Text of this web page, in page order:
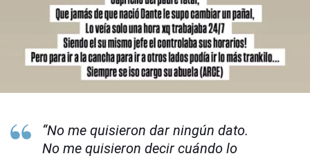
“No me quisieron dar ningún dato.
No me quisieron decir cuándo lo